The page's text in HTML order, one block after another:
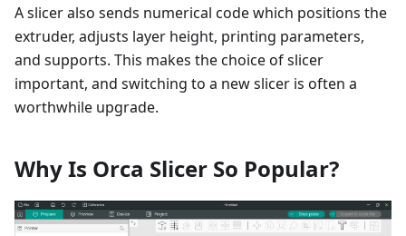
A slicer also sends numerical code which positions the
extruder, adjusts layer height, printing parameters,
and supports. This makes the choice of slicer
important, and switching to a new slicer is often a
worthwhile upgrade.
Why Is Orca Slicer So Popular?